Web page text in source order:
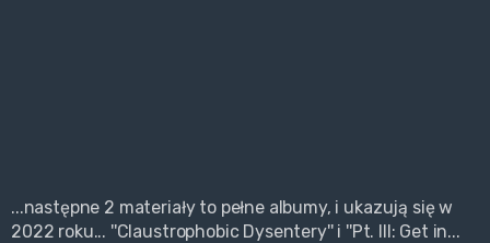
...następne 2 materiały to pełne albumy, i ukazują się w
2022 roku... ''Claustrophobic Dysentery'' i ''Pt. III: Get in...